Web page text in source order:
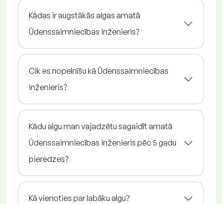
Kādas ir augstākās algas amatā
Ūdenssaimniecības inženieris?
Cik es nopelnīšu kā Ūdenssaimniecības
inženieris?
Kādu algu man vajadzētu sagaidīt amatā
Ūdenssaimniecības inženieris pēc 5 gadu
pieredzes?
Kā vienoties par labāku algu?